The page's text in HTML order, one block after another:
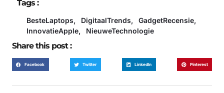
BesteLaptops, DigitaalTrends, GadgetRecensie,
InnovatieApple, NieuweTechnologie
Tags :
Share this post :
Facebook Twitter LinkedIn Pinterest